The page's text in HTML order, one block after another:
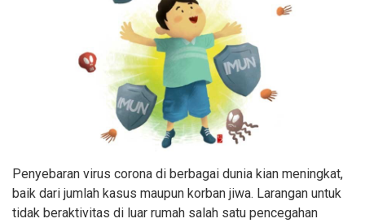
Penyebaran virus corona di berbagai dunia kian meningkat,
baik dari jumlah kasus maupun korban jiwa. Larangan untuk
tidak beraktivitas di luar rumah salah satu pencegahan